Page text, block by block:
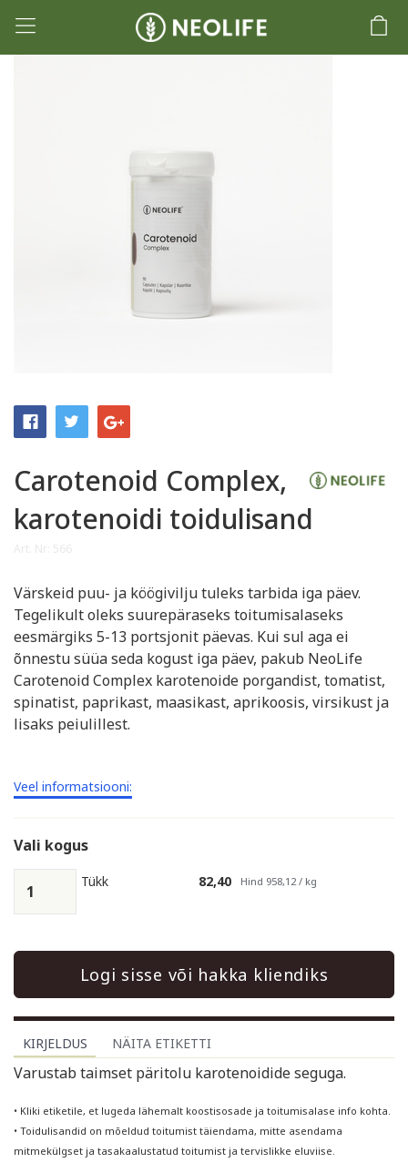
Carotenoid Complex,
karotenoidi toidulisand
Värskeid puu- ja köögivilju tuleks tarbida iga päev.
Tegelikult oleks suurepäraseks toitumisalaseks
eesmärgiks 5-13 portsjonit päevas. Kui sul aga ei
õnnestu süüa seda kogust iga päev, pakub NeoLife
Carotenoid Complex karotenoide porgandist, tomatist,
spinatist, paprikast, maasikast, aprikoosis, virsikust ja
lisaks peiulillest.
Veel informatsiooni:
Vali kogus
Tükk 82,40 Hind 958,12 / kg
Logi sisse või hakka kliendiks
KIRJELDUS NÄITA ETIKETTI
Varustab taimset päritolu karotenoidide seguga.
• Kliki etiketile, et lugeda lähemalt koostisosade ja toitumisalase info kohta.
• Toidulisandid on mõeldud toitumist täiendama, mitte asendama
mitmekülgset ja tasakaalustatud toitumist ja tervislikke eluviise.